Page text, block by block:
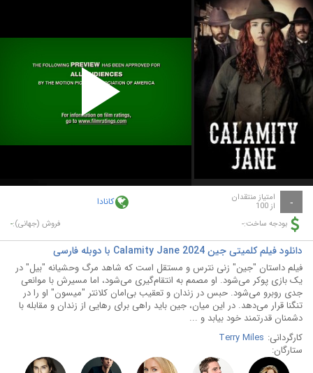
Play
Video
- امتیاز منتقدان
از 100 کانادا
بودجه ساخت:- فروش (جهانی):-
دانلود فیلم کلمیتی جین Calamity Jane 2024 با دوبله فارسی
فیلم داستان "جین" زنی نترس و مستقل است که شاهد مرگ وحشیانه "بیل" در
یک بازی پوکر می‌شود. او مصمم به انتقام‌گیری می‌شود، اما مسیرش با موانعی
جدی روبرو می‌شود. حبس در زندان و تعقیب بی‌امان کلانتر "میسون" او را در
تنگنا قرار می‌دهد. در این میان، جین باید راهی برای رهایی از زندان و مقابله با
دشمنان قدرتمند خود بیابد و ...
کارگردانی: Terry Miles
ستارگان: